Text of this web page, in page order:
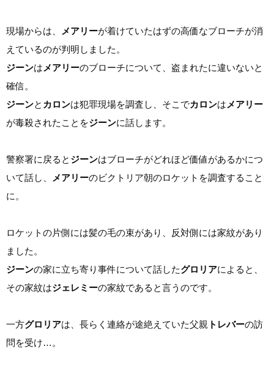
現場からは、 メアリーが着けていたはずの高価なブローチが消
えているのが判明しました。
ジーンは メアリーのブローチについて、盗まれたに違いないと
確信。
ジーンと カロンは犯罪現場を調査し、そこでカロンは メアリー
が毒殺されたことをジーンに話します。
警察署に戻ると ジーンはブローチがどれほど価値があるかにつ
いて話し、
メアリーのビクトリア朝のロケットを調査すること
に。
ロケットの片側には髪の毛の束があり、反対側には家紋があり
ました。
ジーンの家に立ち寄り事件について話したグロリアによると、
その家紋はジェレミーの家紋であると言うのです。
一方グロリアは、長らく連絡が途絶えていた父親 トレバーの訪
問を受け…。